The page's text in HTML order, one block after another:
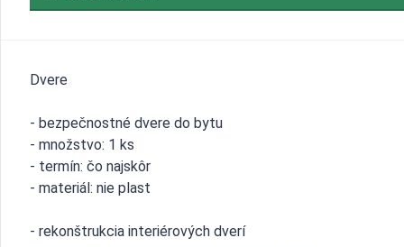
Dvere
- bezpečnostné dvere do bytu
- množstvo: 1 ks
- termín: čo najskôr
- materiál: nie plast
- rekonštrukcia interiérových dverí